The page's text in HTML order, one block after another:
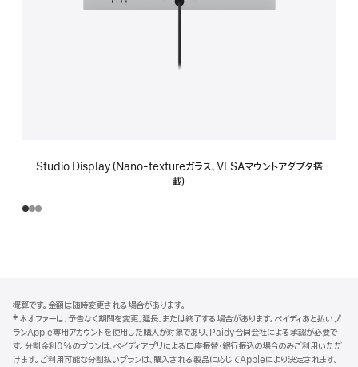
Studio Display（Nano-textureガラス、VESAマウントアダプタ搭
載）
ッ
タ
ー
注
概算です。金額は随時変更される場合があります。
‡ 本オファーは、予告なく期間を変更、延長、または終了する場合があります。ペイディあと払いプ
ランApple専用アカウントを使用した購入が対象であり、Paidy合同会社による承認が必要で
す。分割金利0%のプランは、ペイディアプリによる口座振替・銀行振込の場合のみご利用いただ
けます。ご利用可能な分割払いプランは、購入される製品に応じてAppleにより決定されます。